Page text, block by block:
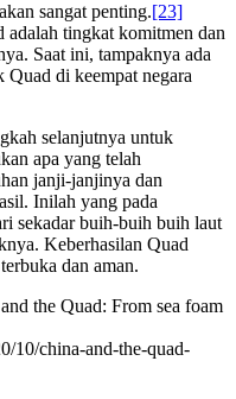
sangat penting.[23]
adalah tingkat komitmen dan
Saat ini, tampaknya ada
Quad di keempat negara
selanjutnya untuk
apa yang telah
janji-janjinya dan
Inilah yang pada
sekadar buih-buih buih laut
Keberhasilan Quad
dan aman.
the Quad: From sea foam
10/china-and-the-quad-